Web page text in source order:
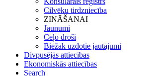
Cilvēku tirdzniecība
ZINĀŠANAI
Jaunumi
Ceļo droši
Biežāk uzdotie jautājumi
Divpusējās attiecības
Ekonomiskās attiecības
Search